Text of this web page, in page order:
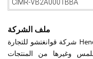
CIMR-VB2A0001BBA
ملف الشركة
شركة قوانغتشو للتجارة Heneng المنتجات الرئيسية هي التحكم الآلي في
وغيرها من المنتجات